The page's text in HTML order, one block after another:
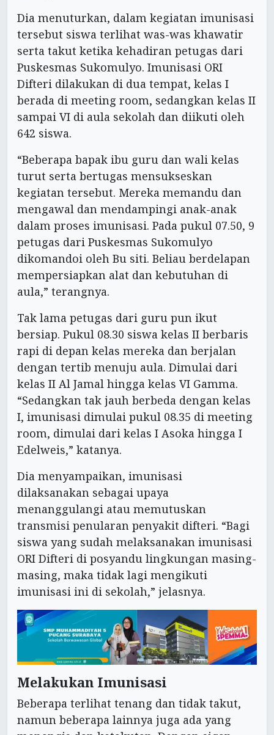
Dia menuturkan, dalam kegiatan imunisasi
tersebut siswa terlihat was-was khawatir
serta takut ketika kehadiran petugas dari
Puskesmas Sukomulyo. Imunisasi ORI
Difteri dilakukan di dua tempat, kelas I
berada di meeting room, sedangkan kelas II
sampai VI di aula sekolah dan diikuti oleh
642 siswa.
“Beberapa bapak ibu guru dan wali kelas
turut serta bertugas mensukseskan
kegiatan tersebut. Mereka memandu dan
mengawal dan mendampingi anak-anak
dalam proses imunisasi. Pada pukul 07.50, 9
petugas dari Puskesmas Sukomulyo
dikomandoi oleh Bu siti. Beliau berdelapan
mempersiapkan alat dan kebutuhan di
aula,” terangnya.
Tak lama petugas dari guru pun ikut
bersiap. Pukul 08.30 siswa kelas II berbaris
rapi di depan kelas mereka dan berjalan
dengan tertib menuju aula. Dimulai dari
kelas II Al Jamal hingga kelas VI Gamma.
“Sedangkan tak jauh berbeda dengan kelas
I, imunisasi dimulai pukul 08.35 di meeting
room, dimulai dari kelas I Asoka hingga I
Edelweis,” katanya.
Dia menyampaikan, imunisasi
dilaksanakan sebagai upaya
menanggulangi atau memutuskan
transmisi penularan penyakit difteri. “Bagi
siswa yang sudah melaksanakan imunisasi
ORI Difteri di posyandu lingkungan masing-
masing, maka tidak lagi mengikuti
imunisasi ini di sekolah,” jelasnya.
Melakukan Imunisasi
Beberapa terlihat tenang dan tidak takut,
namun beberapa lainnya juga ada yang